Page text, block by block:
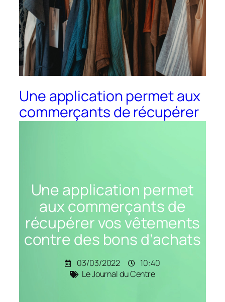
Une application permet aux
commerçants de récupérer
vos vêtements contre des
Une application permet
aux commerçants de
récupérer vos vêtements
contre des bons d’achats
03/03/2022
10:40
Le Journal du Centre